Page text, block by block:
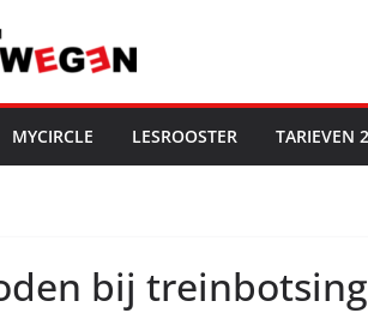
MYCIRCLE LESROOSTER TARIEVEN
bij